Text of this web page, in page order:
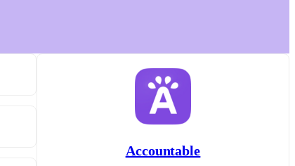
Accountable